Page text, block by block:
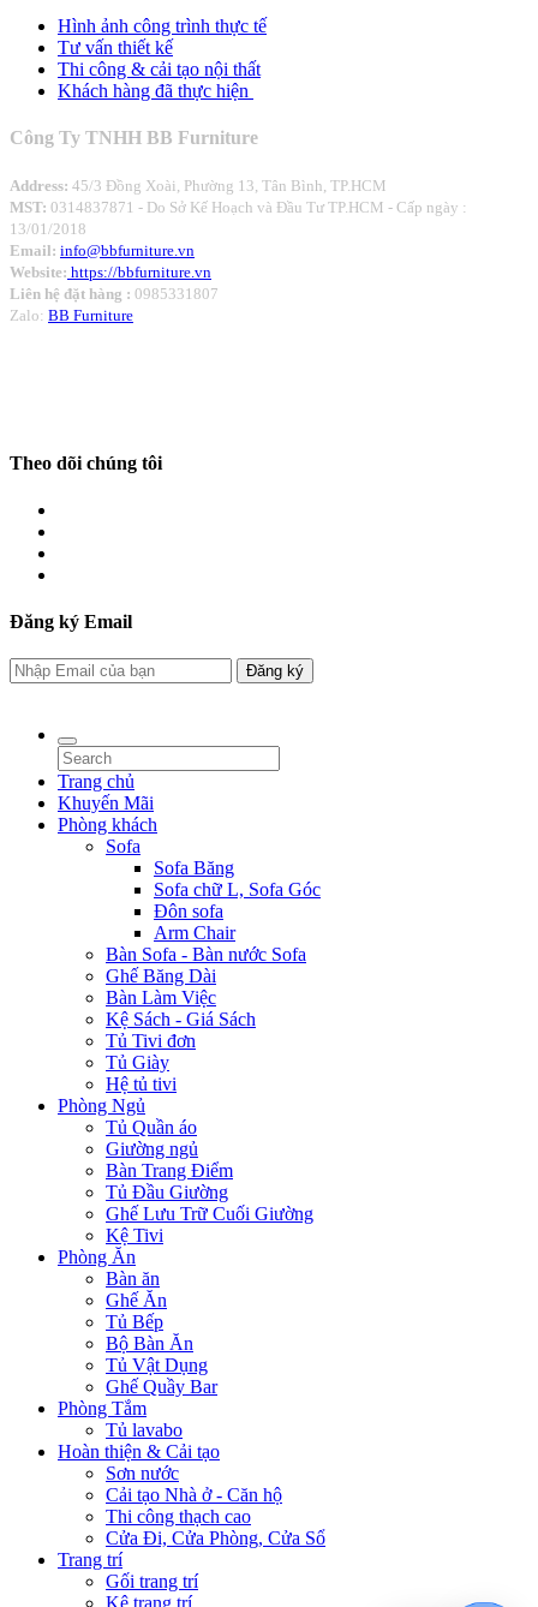
Hình ảnh công trình thực tế
Tư vấn thiết kế
Thi công & cải tạo nội thất
Khách hàng đã thực hiện
Công Ty TNHH BB Furniture
Address: 45/3 Đồng Xoài, Phường 13, Tân Bình, TP.HCM
MST: 0314837871 - Do Sở Kế Hoạch và Đầu Tư TP.HCM - Cấp ngày :
13/01/2018
Email: info@bbfurniture.vn
Website: https://bbfurniture.vn
Liên hệ đặt hàng : 0985331807
Zalo: BB Furniture
Theo dõi chúng tôi
Đăng ký Email
Đăng ký
Trang chủ
Khuyến Mãi
Phòng khách
Sofa
Sofa Băng
Sofa chữ L, Sofa Góc
Đôn sofa
Arm Chair
Bàn Sofa - Bàn nước Sofa
Ghế Băng Dài
Bàn Làm Việc
Kệ Sách - Giá Sách
Tủ Tivi đơn
Tủ Giày
Hệ tủ tivi
Phòng Ngủ
Tủ Quần áo
Giường ngủ
Bàn Trang Điểm
Tủ Đầu Giường
Ghế Lưu Trữ Cuối Giường
Kệ Tivi
Phòng Ăn
Bàn ăn
Ghế Ăn
Tủ Bếp
Bộ Bàn Ăn
Tủ Vật Dụng
Ghế Quầy Bar
Phòng Tắm
Tủ lavabo
Hoàn thiện & Cải tạo
Sơn nước
Cải tạo Nhà ở - Căn hộ
Thi công thạch cao
Cửa Đi, Cửa Phòng, Cửa Sổ
Trang trí
Gối trang trí